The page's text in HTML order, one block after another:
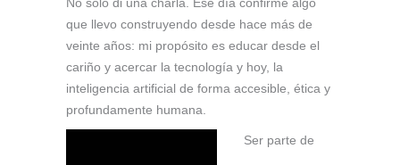
No solo di una charla. Ese día confirmé algo
que llevo construyendo desde hace más de
veinte años: mi propósito es educar desde el
cariño y acercar la tecnología y hoy, la
inteligencia artificial de forma accesible, ética y
profundamente humana.
Ser parte de